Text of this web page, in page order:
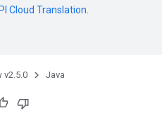
Cloud Translation
v2.5.0 Java